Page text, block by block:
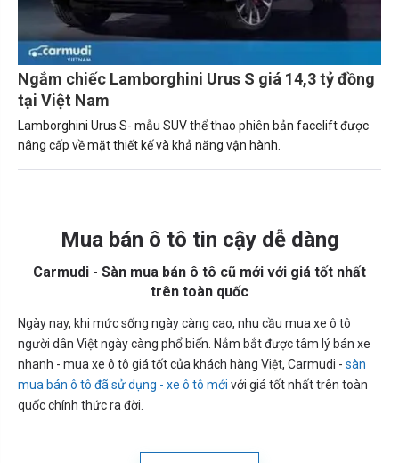
Ngắm chiếc Lamborghini Urus S giá 14,3 tỷ đồng
tại Việt Nam
Lamborghini Urus S- mẫu SUV thể thao phiên bản facelift được
nâng cấp về mặt thiết kế và khả năng vận hành.
Mua bán ô tô tin cậy dễ dàng
Carmudi - Sàn mua bán ô tô cũ mới với giá tốt nhất
trên toàn quốc
Ngày nay, khi mức sống ngày càng cao, nhu cầu mua xe ô tô
người dân Việt ngày càng phổ biến. Nắm bắt được tâm lý bán xe
nhanh - mua xe ô tô giá tốt của khách hàng Việt, Carmudi - sàn
mua bán ô tô đã sử dụng - xe ô tô mới với giá tốt nhất trên toàn
quốc chính thức ra đời.